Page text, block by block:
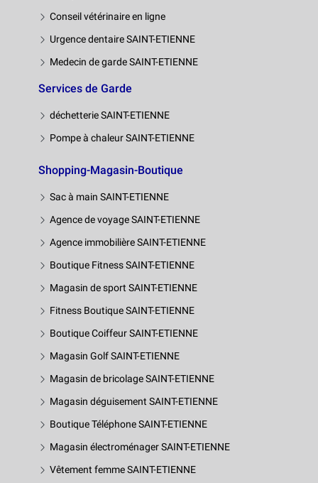
Conseil vétérinaire en ligne
Urgence dentaire SAINT-ETIENNE
Medecin de garde SAINT-ETIENNE
Services de Garde
déchetterie SAINT-ETIENNE
Pompe à chaleur SAINT-ETIENNE
Shopping-Magasin-Boutique
Sac à main SAINT-ETIENNE
Agence de voyage SAINT-ETIENNE
Agence immobilière SAINT-ETIENNE
Boutique Fitness SAINT-ETIENNE
Magasin de sport SAINT-ETIENNE
Fitness Boutique SAINT-ETIENNE
Boutique Coiffeur SAINT-ETIENNE
Magasin Golf SAINT-ETIENNE
Magasin de bricolage SAINT-ETIENNE
Magasin déguisement SAINT-ETIENNE
Boutique Téléphone SAINT-ETIENNE
Magasin électroménager SAINT-ETIENNE
Vêtement femme SAINT-ETIENNE